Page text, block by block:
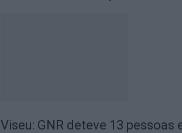
Viseu: GNR deteve 13